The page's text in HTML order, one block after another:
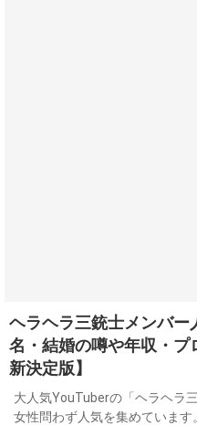
ヘラヘラ三銃士メンバ
名・結婚の噂や年収・
新決定版】
大人気YouTuberの「ヘラヘラ
女性問わず人気を集めていま